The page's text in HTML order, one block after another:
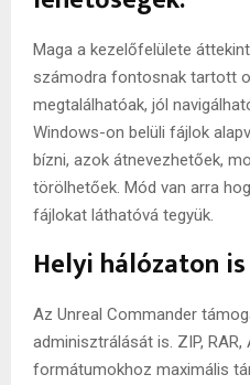
Maga a kezelőfelülete
számodra fontosnak tartott
megtalálhatóak, jól
Windows-on belüli fájlok
bízni, azok átnevezhetőek,
törölhetőek. Mód van arra
fájlokat láthatóvá tegyük.
Helyi hálózaton
Az Unreal Commander
adminisztrálását is. ZIP, RAR,
formátumokhoz maximális